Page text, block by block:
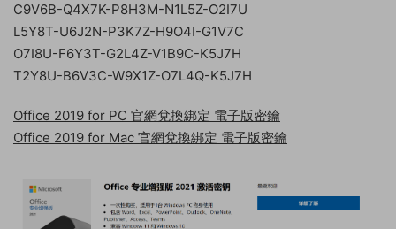
C9V6B-Q4X7K-P8H3M-N1L5Z-O2I7U
L5Y8T-U6J2N-P3K7Z-H9O4I-G1V7C
O7I8U-F6Y3T-G2L4Z-V1B9C-K5J7H
T2Y8U-B6V3C-W9X1Z-O7L4Q-K5J7H
Office 2019 for PC 官網兌換綁定 電子版密鑰
Office 2019 for Mac 官網兌換綁定 電子版密鑰